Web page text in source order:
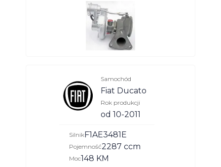
Samochód
Fiat Ducato
Rok produkcji
od 10-2011
SilnikF1AE3481E
Pojemność2287 ccm
Moc148 KM